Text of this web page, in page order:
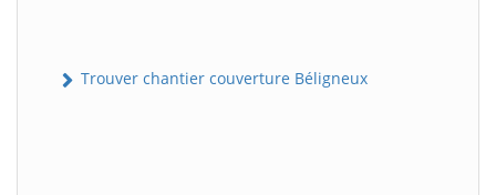
Trouver chantier couverture Béligneux